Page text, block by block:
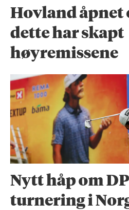
Hovland åpnet
dette har skapt
høyremissene
Nytt håp om
turnering i